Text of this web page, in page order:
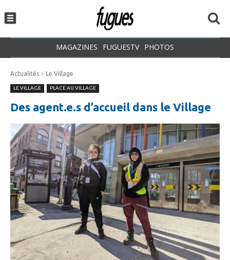
MAGAZINES FUGUESTV PHOTOS
Actualités Le Village
LE VILLAGE PLACE AU VILLAGE
Des agent.e.s d’accueil dans le Village